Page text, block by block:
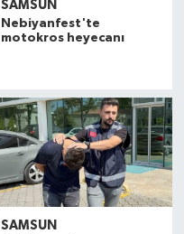
SAMSUN
Nebiyanfest'te
motokros heyecanı
SAMSUN